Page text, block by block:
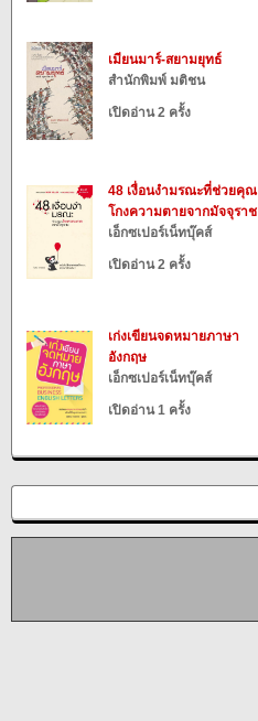
เมียนมาร์-สยามยุทธ์
สำนักพิมพ์ มติชน
เปิดอ่าน 2 ครั้ง
48 เงื่อนงำมรณะที่ช่วยคุณ
โกงความตายจากมัจจุราช
เอ็กซเปอร์เน็ทบุ๊คส์
เปิดอ่าน 2 ครั้ง
เก่งเขียนจดหมายภาษา
อังกฤษ
เอ็กซเปอร์เน็ทบุ๊คส์
เปิดอ่าน 1 ครั้ง